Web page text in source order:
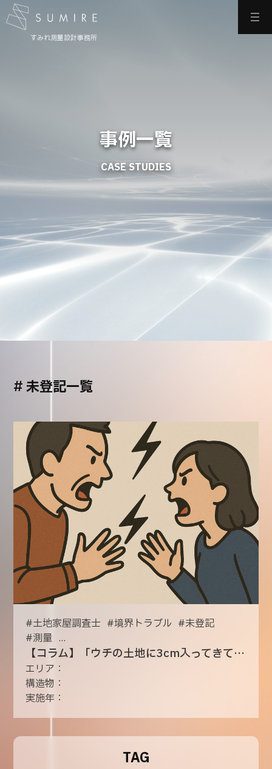
すみれ測量設計事務所
事例一覧
CASE STUDIES
#未登記一覧
#土地家屋調査士 #境界トラブル #未登記
#測量 ...
【コラム】「ウチの土地に3cm入ってきてる！」──境界線トラブルが一変した理由とは
エリア：
構造物：
実施年：
TAG